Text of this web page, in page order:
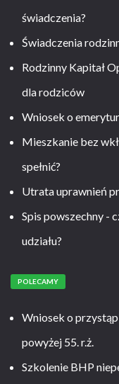
świadczenia?
Świadczenia
Rodzinny Kapitał
dla rodziców
Wniosek o
Mieszkanie bez
spełnić?
Utrata uprawnień
Spis powszechny -
udziału?
POLECAMY
Wniosek o
powyżej 55. r.ż.
Szkolenie BHP